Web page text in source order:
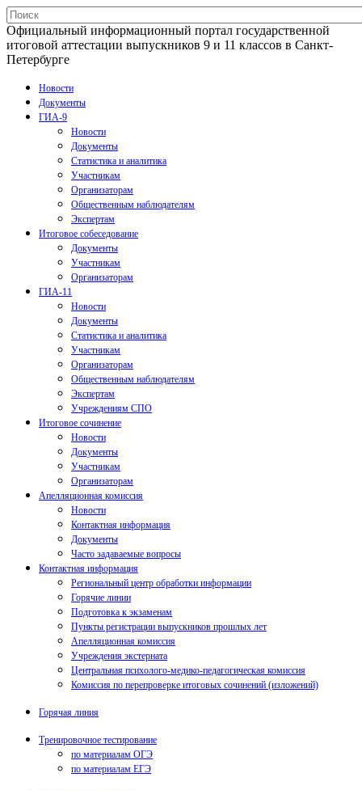
Официальный информационный портал государственной
итоговой аттестации выпускников 9 и 11 классов в Санкт-
Петербурге
Новости
Документы
ГИА-9
Новости
Документы
Статистика и аналитика
Участникам
Организаторам
Общественным наблюдателям
Экспертам
Итоговое собеседование
Документы
Участникам
Организаторам
ГИА-11
Новости
Документы
Статистика и аналитика
Участникам
Организаторам
Общественным наблюдателям
Экспертам
Учреждениям СПО
Итоговое сочинение
Новости
Документы
Участникам
Организаторам
Апелляционная комиссия
Новости
Контактная информация
Документы
Часто задаваемые вопросы
Контактная информация
Региональный центр обработки информации
Горячие линии
Подготовка к экзаменам
Пункты регистрации выпускников прошлых лет
Апелляционная комиссия
Учреждения экстерната
Центральная психолого-медико-педагогическая комиссия
Комиссия по перепроверке итоговых сочинений (изложений)
Горячая линия
Тренировочное тестирование
по материалам ОГЭ
по материалам ЕГЭ